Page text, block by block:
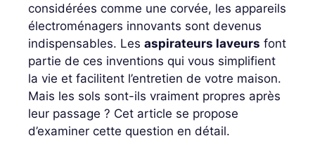
considérées comme une corvée, les appareils
électroménagers innovants sont devenus
indispensables. Les aspirateurs laveurs font
partie de ces inventions qui vous simplifient
la vie et facilitent l’entretien de votre maison.
Mais les sols sont-ils vraiment propres après
leur passage ? Cet article se propose
d’examiner cette question en détail.